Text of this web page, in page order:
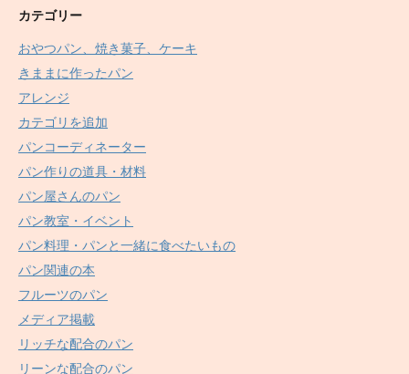
カテゴリー
おやつパン、焼き菓子、ケーキ
きままに作ったパン
アレンジ
カテゴリを追加
パンコーディネーター
パン作りの道具・材料
パン屋さんのパン
パン教室・イベント
パン料理・パンと一緒に食べたいもの
パン関連の本
フルーツのパン
メディア掲載
リッチな配合のパン
リーンな配合のパン